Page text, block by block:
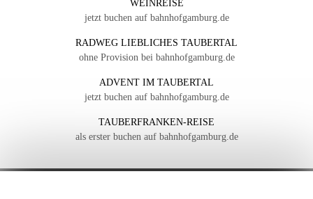
WEINREISE
jetzt buchen auf bahnhofgamburg.de
RADWEG LIEBLICHES TAUBERTAL
ohne Provision bei bahnhofgamburg.de
ADVENT IM TAUBERTAL
jetzt buchen auf bahnhofgamburg.de
TAUBERFRANKEN-REISE
als erster buchen auf bahnhofgamburg.de